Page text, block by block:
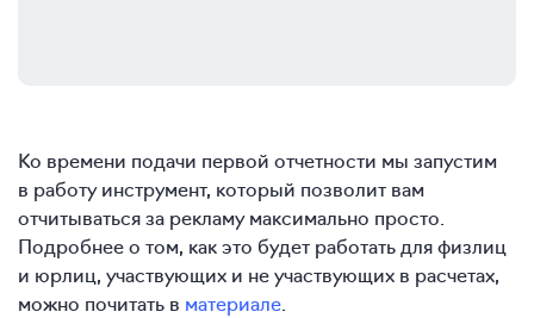
Ко времени подачи первой отчетности мы запустим
в работу инструмент, который позволит вам
отчитываться за рекламу максимально просто.
Подробнее о том, как это будет работать для физлиц
и юрлиц, участвующих и не участвующих в расчетах,
можно почитать в материале